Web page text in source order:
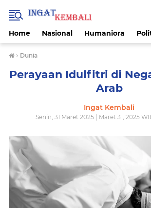
Home Nasional Humaniora
› Dunia
Perayaan Idulfitri di
Arab
Ingat Kembali
Senin, 31 Maret 2025 | Maret 31, 2025